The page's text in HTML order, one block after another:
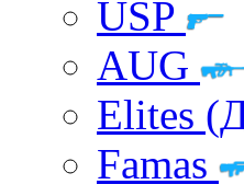
USP
AUG
Elites
Famas